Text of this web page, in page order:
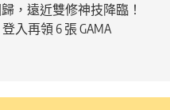
，遠近雙修神技降臨！
入再領 6 張 GAMA